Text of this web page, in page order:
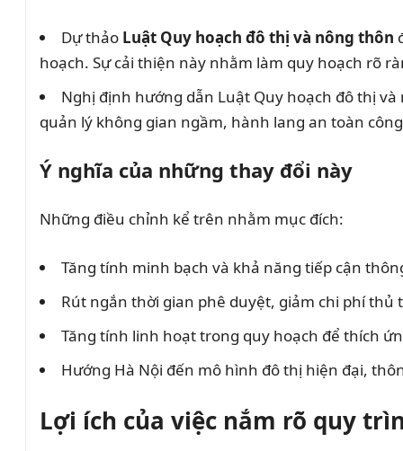
Dự thảo Luật Quy hoạch đô thị và nông thôn
hoạch. Sự cải thiện này nhằm làm quy hoạch rõ
Nghị định hướng dẫn Luật Quy hoạch đô thị
quản lý không gian ngầm, hành lang an toàn
Ý nghĩa của những thay đổi này
Những điều chỉnh kể trên nhằm mục đích:
Tăng tính minh bạch và khả năng tiếp cận
Rút ngắn thời gian phê duyệt, giảm chi phí thủ
Tăng tính linh hoạt trong quy hoạch để thích
Hướng Hà Nội đến mô hình đô thị hiện đại,
Lợi ích của việc nắm rõ quy